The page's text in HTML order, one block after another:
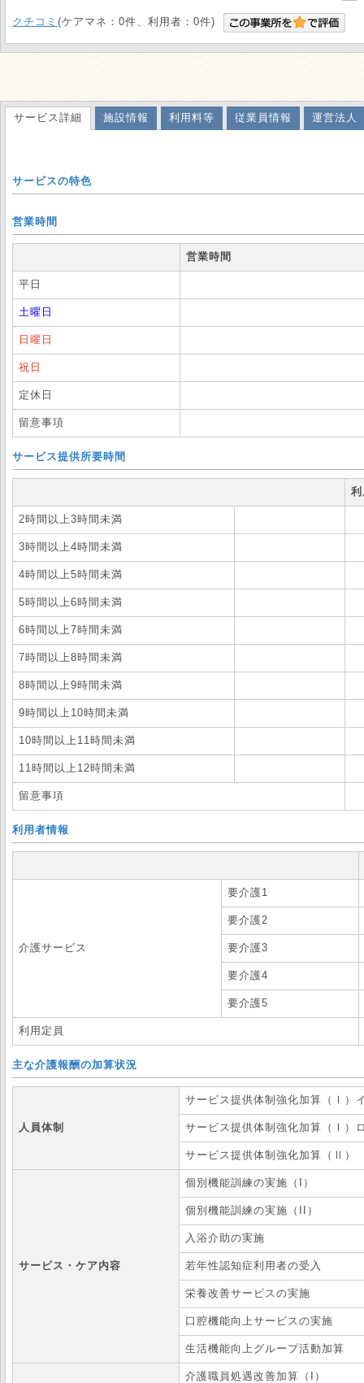
クチコミ (ケアマネ：0件、利用者：0件)
サービス詳細 施設情報 利用料等 従業員情報 運営法人
サービスの特色
営業時間
営業時間
平日
土曜日
日曜日
祝日
定休日
留意事項
サービス提供所要時間
2時間以上3時間未満
3時間以上4時間未満
4時間以上5時間未満
5時間以上6時間未満
6時間以上7時間未満
7時間以上8時間未満
8時間以上9時間未満
9時間以上10時間未満
10時間以上11時間未満
11時間以上12時間未満
留意事項
利用者情報
介護サービス
要介護1
要介護2
要介護3
要介護4
要介護5
利用定員
主な介護報酬の加算状況
人員体制
サービス提供体制強化加算（Ⅰ）
サービス提供体制強化加算（Ⅰ）
サービス提供体制強化加算（Ⅱ）
サービス・ケア内容
個別機能訓練の実施（I）
個別機能訓練の実施（II）
入浴介助の実施
若年性認知症利用者の受入
栄養改善サービスの実施
口腔機能向上サービスの実施
生活機能向上グループ活動加算
介護職員処遇改善加算（I）